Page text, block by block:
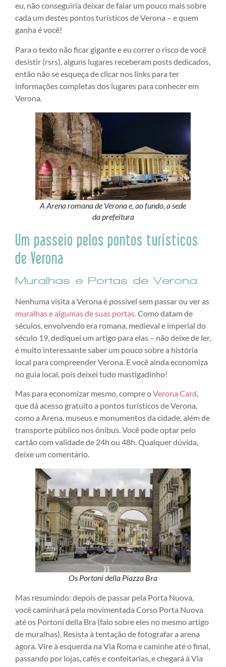
eu, não conseguiria deixar de falar um pouco mais sobre
cada um destes pontos turísticos de Verona – e quem
ganha é você!
Para o texto não ficar gigante e eu correr o risco de você
desistir (rsrs), alguns lugares receberam posts dedicados,
então não se esqueça de clicar nos links para ter
informações completas dos lugares para conhecer em
Verona.
A Arena romana de Verona e, ao fundo, a sede
da prefeitura
Um passeio pelos pontos turísticos
de Verona
Muralhas e Portas de Verona
Nenhuma visita a Verona é possível sem passar ou ver as
muralhas e algumas de suas portas. Como datam de
séculos, envolvendo era romana, medieval e imperial do
século 19, dediquei um artigo para elas – não deixe de ler,
é muito interessante saber um pouco sobre a história
local para compreender Verona. E você ainda economiza
no guia local, pois deixei tudo mastigadinho!
Mas para economizar mesmo, compre oVerona Card,
que dá acesso gratuito a pontos turísticos de Verona,
como a Arena, museus e monumentos da cidade, além de
transporte público nos ônibus. Você pode optar pelo
cartão com validade de 24h ou 48h. Qualquer dúvida,
deixe um comentário.
Os Portoni della Piazza Bra
Mas resumindo: depois de passar pela Porta Nuova,
você caminhará pela movimentada Corso Porta Nuova
até os Portoni della Bra (falo sobre eles no mesmo artigo
de muralhas). Resista à tentação de fotografar a arena
agora. Vire à esquerda na Via Roma e caminhe até o final,
passando por lojas, cafés e confeitarias, e chegará à Via